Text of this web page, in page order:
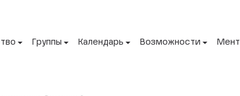
Группы Календарь Возможности